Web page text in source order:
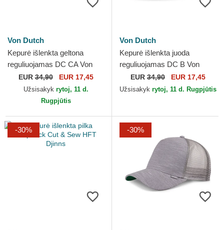
Von Dutch
Kepurė išlenkta geltona
reguliuojamas DC CA Von
DutchEUR34,90 EUR 17,45
Užsisakyk rytoj, 11 d.
Rugpjūtis
Von Dutch
Kepurė išlenkta juoda
reguliuojamas DC B Von
DutchEUR 34,90 EUR 17,45
Užsisakyk rytoj, 11 d. Rugpjūtis
-30% -30%